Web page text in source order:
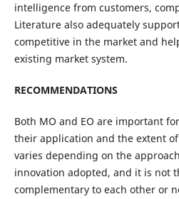
intelligence from customers,
Literature also adequately
competitive in the market and
existing market system.
RECOMMENDATIONS
Both MO and EO are important
their application and the extent
varies depending on the
innovation adopted, and it is not
complementary to each other or